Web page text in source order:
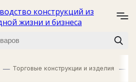
Торговые конструкции и изделия